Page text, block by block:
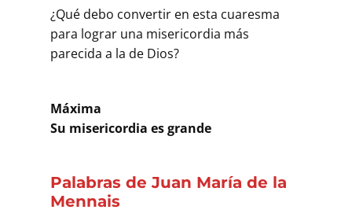
¿Qué debo convertir en esta cuaresma
para lograr una misericordia más
parecida a la de Dios?
Máxima
Su misericordia es grande
Palabras de Juan María de la
Mennais